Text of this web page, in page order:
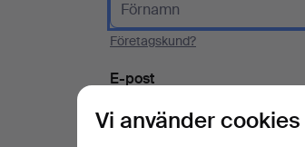
Företagskund?
E-post
Vi använder cookies